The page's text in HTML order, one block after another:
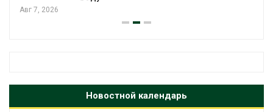
Авг 7, 2026
Новостной календарь